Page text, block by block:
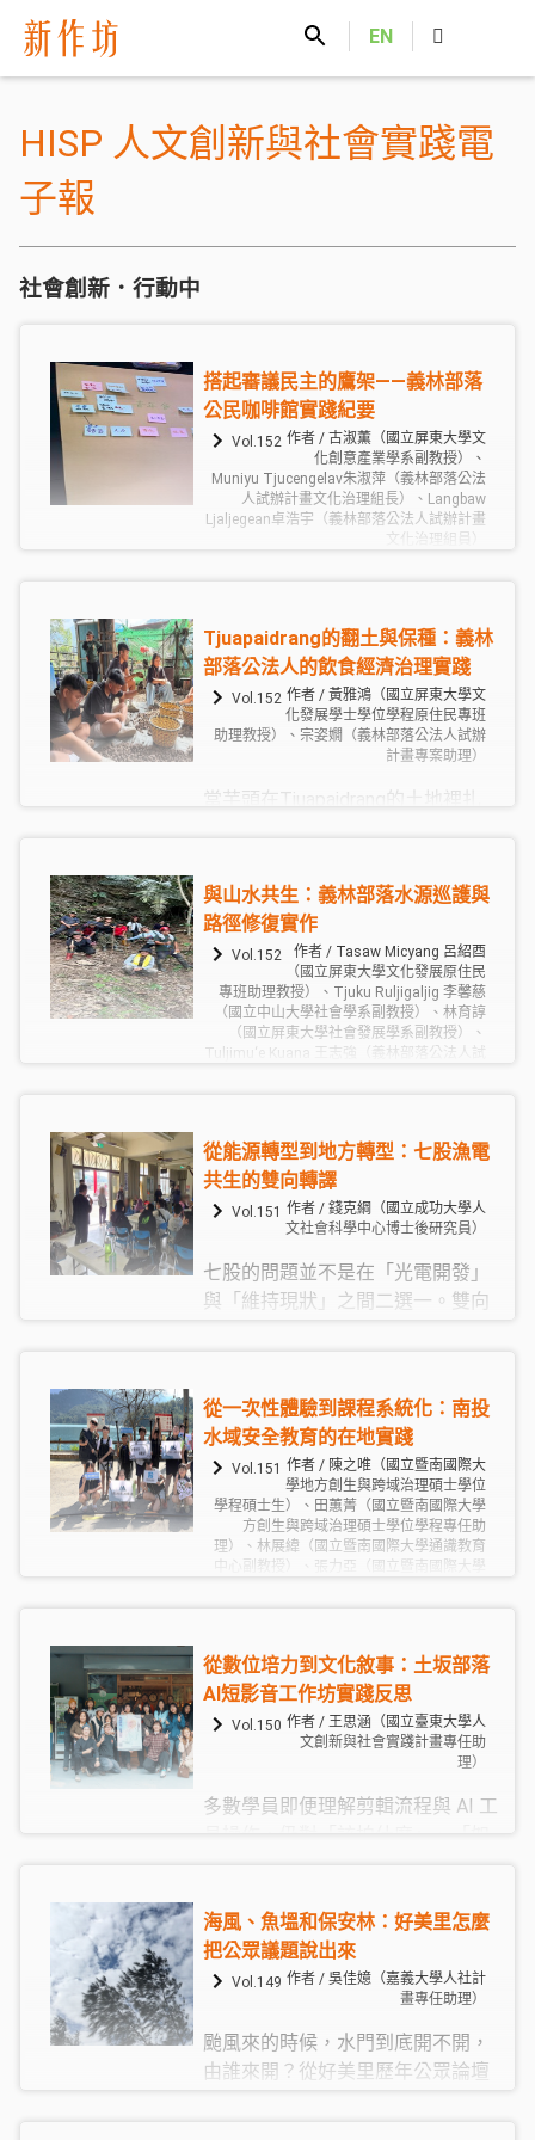
EN
HISP 人文創新與社會實踐電
子報
社會創新．行動中
搭起審議民主的鷹架——義林部落
公民咖啡館實踐紀要
Vol.152 作者 / 古淑薫（國立屏東大學文
化創意產業學系副教授）、
Muniyu Tjucengelav朱淑萍（義林部落公法
人試辦計畫文化治理組長）、Langbaw
Ljaljegean卓浩宇（義林部落公法人試辦計畫
文化治理組員）
一以對話為核心的審議模式，打破
了傳統會議中上下主從的位階限
制，短暫且有效地鬆動了由傳統領
袖、社區協會與公部門所構成的多
中心權力結構，為部落創造出一個
（Empowerment），進而厚植部落
自主治理的核心能量。
Tjuapaidrang的翻土與保種：義林
部落公法人的飲食經濟治理實踐
Vol.152 作者 / 黃雅鴻（國立屏東大學文
化發展學士學位學程原住民專班
助理教授）、宗姿嫺（義林部落公法人試辦
計畫專案助理）
當芋頭在Tjuapaidrang的土地裡扎
品，而是回到部落的集體儀式，完
成知識的「社會再生產」。而這正
是飲食經濟治理小組規劃的「文化
共食」——飲食文化工作坊的核心精
神。當不同世代的族人與青年共同
在收穫祭上吃著avasan芋頭時，他
們品嚐到的不只是食物的美味，而
與山水共生：義林部落水源巡護與
路徑修復實作
Vol.152
作者 / Tasaw Micyang 呂紹酉
（國立屏東大學文化發展原住民
專班助理教授）、Tjuku Ruljigaljig 李馨慈
（國立中山大學社會學系副教授）、林育諄
（國立屏東大學社會發展學系副教授）、
Tuljimu‘e Kuana 王志強（義林部落公法人試
參與的青年在經驗分享中指出，水
源巡護除了學習修復的工法外，還
需要投入長時間的體力與物力。經
歷這個過程後，他們開始理解，為
入巡護，這背後除了技術工法能夠
有人承接外，也有協作人力的考量
人往往難以完成。倘若參與的人愈
來愈少，水源路徑便可能缺乏維護
而逐漸荒廢，影響族人日後的取水
與用水安全
從能源轉型到地方轉型：七股漁電
共生的雙向轉譯
Vol.151 作者 / 錢克綱（國立成功大學人
文社會科學中心博士後研究員）
七股的問題並不是在「光電開發」
與「維持現狀」之間二選一。雙向
是有意義的？什麼樣的安排能夠承
認養殖專業，並讓光電收益回到地
方的公共生活與養殖風險的分散之
中？也只有在這個意義上，能源轉
型才可能兼具公正性與社會韌性。
從一次性體驗到課程系統化：南投
水域安全教育的在地實踐
Vol.151 作者 / 陳之唯（國立暨南國際大
學地方創生與跨域治理碩士學位
學程碩士生）、田蕙菁（國立暨南國際大學
方創生與跨域治理碩士學位學程專任助
理）、林展緯（國立暨南國際大學通識教育
中心副教授）、張力亞（國立暨南國際大學
臨海的縣市，但境內高山溪流密
布，並坐擁臺灣最大的淡水湖泊日
月潭。在這樣得天獨厚的環境下，
隨著近年戶外教育的風潮興起，帶
孩子走入山林、親近水域，成了最
熱門的課堂風景。國立暨南國際大
林、水域與探索教育」為三大核心
的行動架構，透過跨領域合作與在
地實踐來推動戶外教育，期望發展
出兼具「知識×技能×行動」的整合
教育模式。
從數位培力到文化敘事：土坂部落
AI短影音工作坊實踐反思
Vol.150 作者 / 王思涵（國立臺東大學人
文創新與社會實踐計畫專任助
理）
多數學員即便理解剪輯流程與 AI 工
事意識的培養。
海風、魚塭和保安林：好美里怎麼
把公眾議題說出來
Vol.149 作者 / 吳佳嬑（嘉義大學人社計
畫專任助理）
颱風來的時候，水門到底開不開，
由誰來開？從好美里歷年公眾論壇